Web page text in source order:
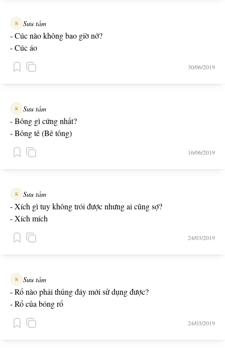
S Sưu tầm
- Cúc nào không bao giờ nở?
- Cúc áo
30/06/2019
S Sưu tầm
- Bông gì cứng nhất?
- Bông tê (Bê tông)
16/06/2019
S Sưu tầm
- Xích gì tuy không trói được nhưng ai cũng sợ?
- Xích mích
24/03/2019
S Sưu tầm
- Rổ nào phải thủng đáy mới sử dụng được?
- Rổ của bóng rổ
24/03/2019